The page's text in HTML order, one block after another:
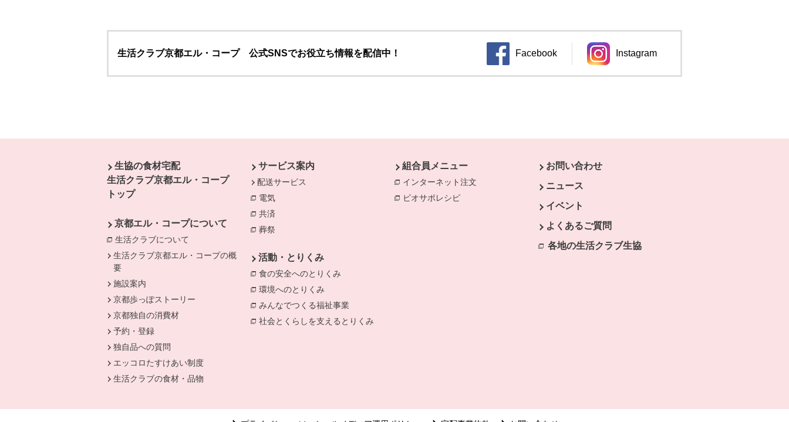
生活クラブ京都エル・コープ 公式SNSでお役立ち情報を配信中！ Facebook
別のウィンドウで開きます。
Instagram
別のウィンドウで開きます。
生協の食材宅配
生活クラブ京都エル・コープ
トップ
京都エル・コープについて
生活クラブについて
生活クラブ京都エル・コープの概
要
施設案内
京都歩っぽストーリー
京都独自の消費材
予約・登録
独自品への質問
エッコロたすけあい制度
生活クラブの食材・品物
サービス案内
配送サービス
電気
共済
葬祭
活動・とりくみ
食の安全へのとりくみ
環境へのとりくみ
みんなでつくる福祉事業
社会とくらしを支えるとりくみ
組合員メニュー
インターネット注文 別のウィンドウで開きます。
ビオサポレシピ
お問い合わせ
ニュース
イベント
よくあるご質問
各地の生活クラブ生協